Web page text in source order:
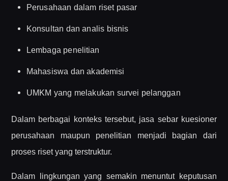
Perusahaan dalam riset pasar
Konsultan dan analis bisnis
Lembaga penelitian
Mahasiswa dan akademisi
UMKM yang melakukan survei pelanggan
Dalam berbagai konteks tersebut, jasa sebar kuesioner
perusahaan maupun penelitian menjadi bagian dari
proses riset yang terstruktur.
Dalam lingkungan yang semakin menuntut keputusan